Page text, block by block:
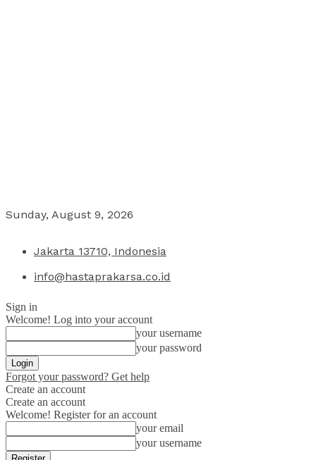
Sunday, August 9, 2026
Jakarta 13710, Indonesia
info@hastaprakarsa.co.id
Sign in
Welcome! Log into your account
your username
your password
Forgot your password? Get help
Create an account
Create an account
Welcome! Register for an account
your email
your username